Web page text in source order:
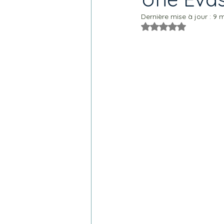
Dernière mise à jour : 9
Noté NaN étoiles